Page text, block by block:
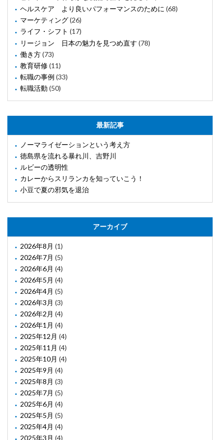
ヘルスケア より良いパフォーマンスのために (68)
マーケティング(26)
ライフ・シフト (17)
リージョン 日本の魅力を見つめ直す (78)
働き方(73)
教育研修(11)
転職の事例 (33)
転職活動 (50)
最新記事
ノーマライゼーションという考え方
徳島県を流れる暴れ川、吉野川
ルビーの透明性
カレーからスリランカを知っていこう！
小豆で夏の邪気を退治
アーカイブ
2026年8月 (1)
2026年7月 (5)
2026年6月 (4)
2026年5月 (4)
2026年4月 (5)
2026年3月 (3)
2026年2月 (4)
2026年1月 (4)
2025年12月 (4)
2025年11月 (4)
2025年10月 (4)
2025年9月 (4)
2025年8月 (3)
2025年7月 (5)
2025年6月 (4)
2025年5月 (5)
2025年4月 (4)
2025年3月 (4)